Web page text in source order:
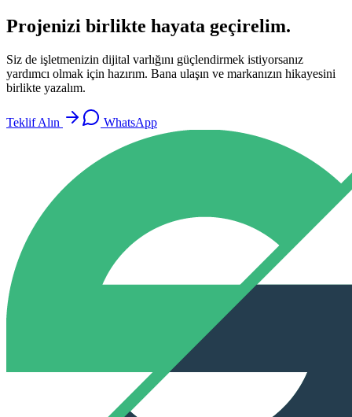
Projenizi birlikte hayata geçirelim.
Siz de işletmenizin dijital varlığını güçlendirmek istiyorsanız
yardımcı olmak için hazırım. Bana ulaşın ve markanızın hikayesini
birlikte yazalım.
Teklif Alın WhatsApp